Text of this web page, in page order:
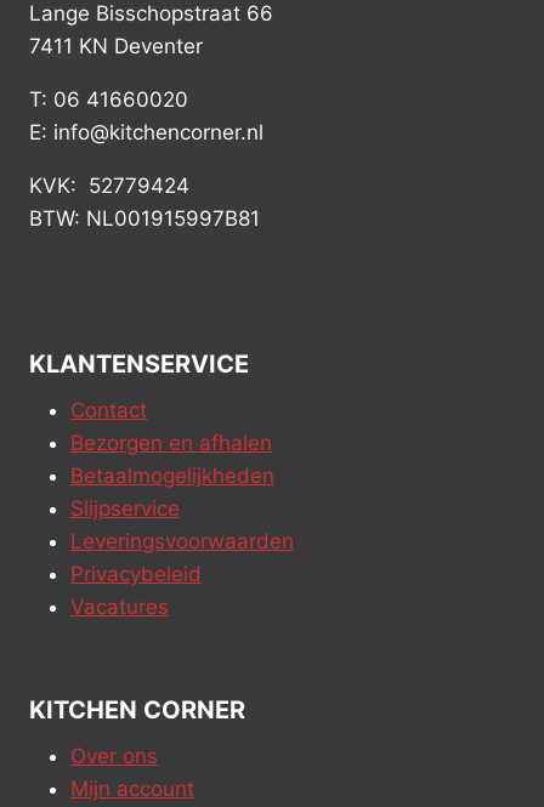
Lange Bisschopstraat 66
7411 KN Deventer
T: 06 41660020
E: info@kitchencorner.nl
KVK: 52779424
BTW: NL001915997B81
KLANTENSERVICE
Contact
Bezorgen en afhalen
Betaalmogelijkheden
Slijpservice
Leveringsvoorwaarden
Privacybeleid
Vacatures
KITCHEN CORNER
Over ons
Mijn account